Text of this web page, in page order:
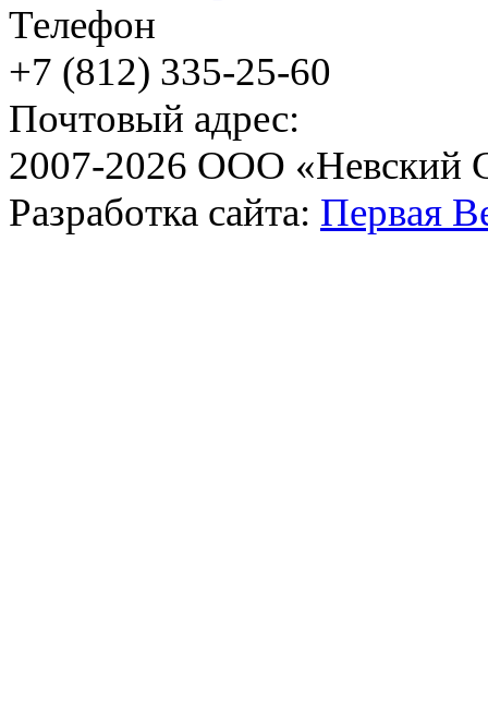
Телефон
+7 (812) 335-25-60
Почтовый адрес:
2007-2026 ООО «Невский
Разработка сайта: Первая